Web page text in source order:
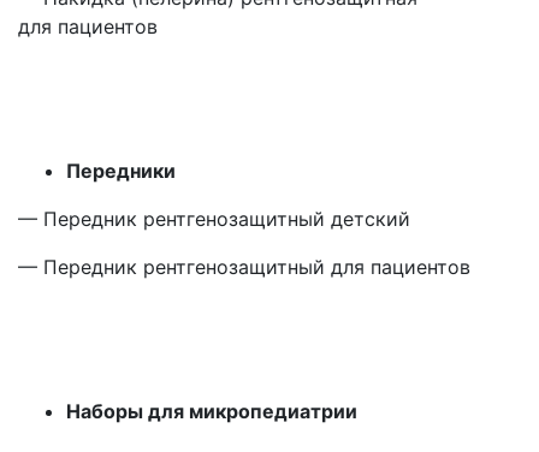
для пациентов
Передники
— Передник рентгенозащитный детский
— Передник рентгенозащитный для пациентов
Наборы для микропедиатрии